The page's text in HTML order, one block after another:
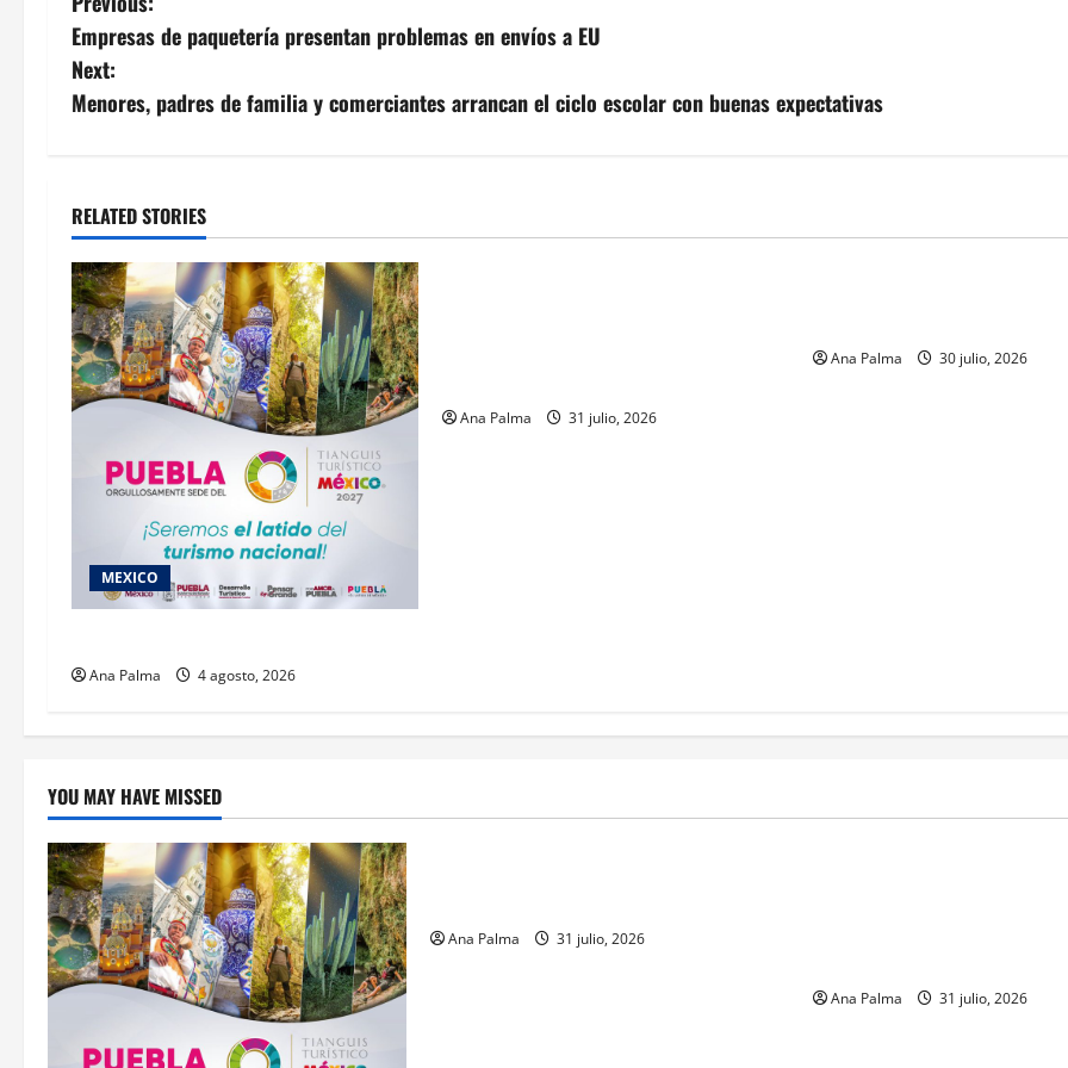
navigation
Empresas de paquetería presentan problemas en envíos a EU
Next:
Menores, padres de familia y comerciantes arrancan el ciclo escolar con buenas expectativas
RELATED STORIES
MEXICO
Ana Palma 4 agosto, 2026
Ana Palma 31 julio, 2026
Ana Palma 30 julio, 2026
YOU MAY HAVE MISSED
Ana Palma 31 julio, 2026
Ana Palma 31 julio, 2026